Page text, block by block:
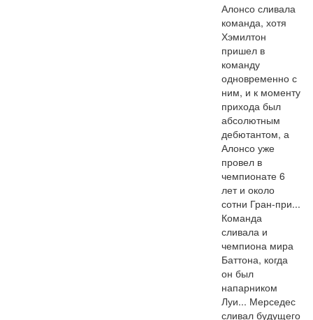
Алонсо сливала
команда, хотя
Хэмилтон
пришел в
команду
одновременно с
ним, и к моменту
прихода был
абсолютным
дебютантом, а
Алонсо уже
провел в
чемпионате 6
лет и около
сотни Гран-при...
Команда
сливала и
чемпиона мира
Баттона, когда
он был
напарником
Луи... Мерседес
сливал будущего